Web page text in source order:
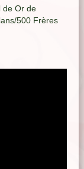
de Or de
500 Frères